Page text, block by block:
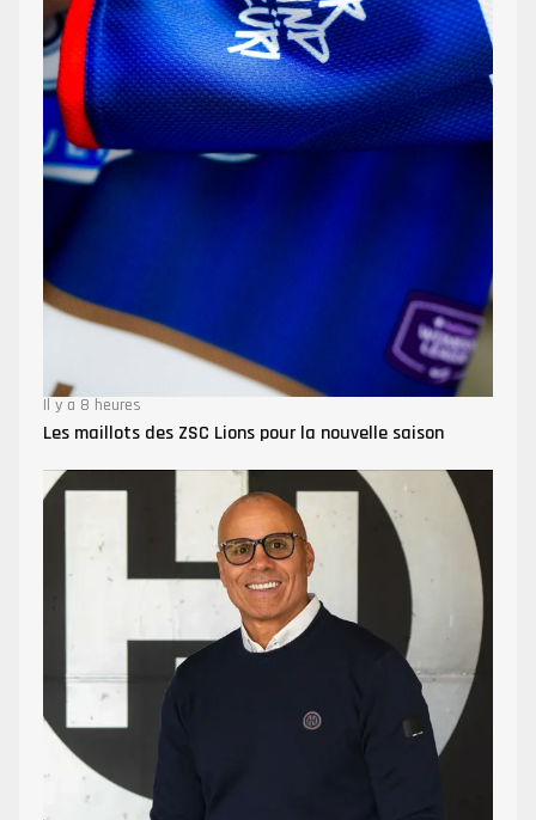
Il y a 8 heures
Les maillots des ZSC Lions pour la nouvelle saison